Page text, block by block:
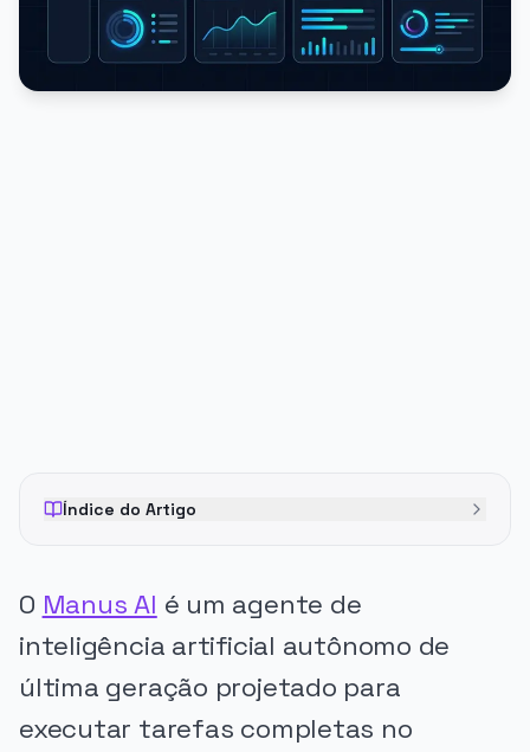
Índice do Artigo
O Manus AI é um agente de
inteligência artificial autônomo de
última geração projetado para
executar tarefas completas no